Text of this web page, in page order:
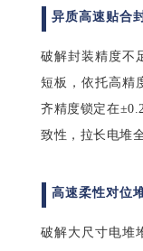
异质高速贴合
破解封装精度不
短板，依托高精
齐精度锁定在
致性，拉长电堆
高速柔性对位
破解大尺寸电堆